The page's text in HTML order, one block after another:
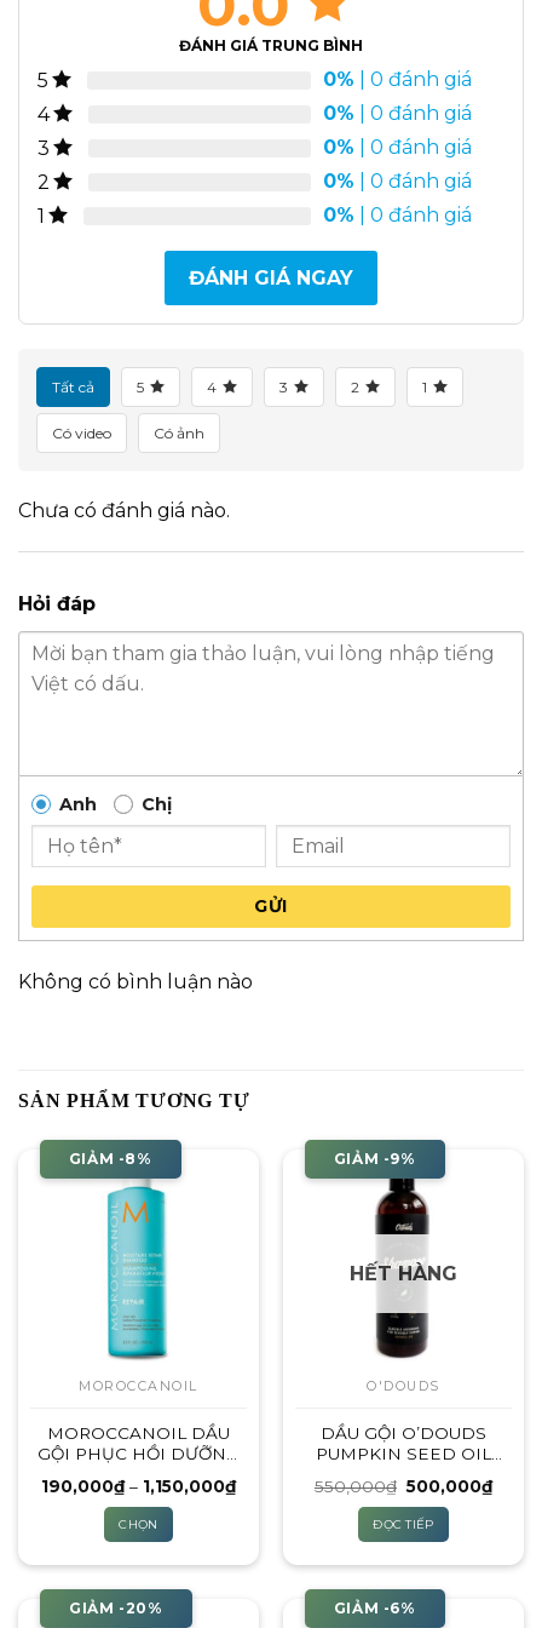
ĐÁNH GIÁ TRUNG BÌNH
5 0% | 0 đánh giá
4
0% | 0 đánh giá
3
0% | 0 đánh giá
2
0% | 0 đánh giá
1
0% | 0 đánh giá
ĐÁNH GIÁ NGAY
Tất cả 5 4 3 2 1
Có video Có ảnh
Chưa có đánh giá nào.
Hỏi đáp
Anh Chị
GỬI
Không có bình luận nào
SẢN PHẨM TƯƠNG TỰ
GIẢM -8%
MOROCCANOIL
MOROCCANOIL DẦU
GỘI PHỤC HỒI DƯỠNG
500ML – 1000ML
190,000₫ – 1,150,000₫Khoảng
giá:
1,150,000₫
CHỌN
này
GIẢM -9%
HẾT HÀNG
O'DOUDS
DẦU GỘI O’DOUDS
PUMPKIN SEED OIL
VERSION 2021
550,000₫ Giá
là:
550,000₫.
500,000₫Giá
hiện
ĐỌC TIẾP
GIẢM -20% GIẢM -6%